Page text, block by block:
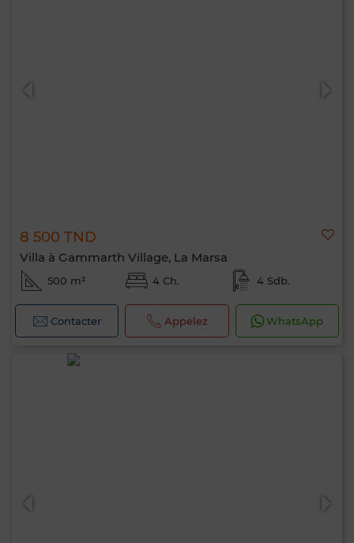
8 500 TND
Villa à Gammarth Village, La Marsa
500 m² 4 Ch. 4 Sdb.
Contacter Appelez WhatsApp